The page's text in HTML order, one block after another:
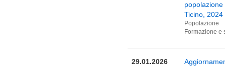
popolazione
Ticino, 2024
Popolazione
Formazione e
29.01.2026